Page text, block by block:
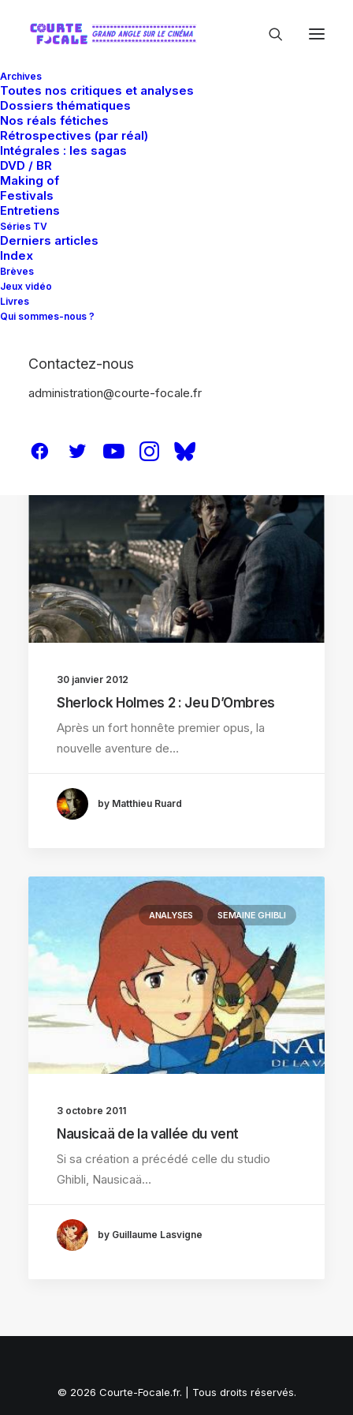
Archives
Toutes nos critiques et analyses
Dossiers thématiques
Nos réals fétiches
Rétrospectives (par réal)
Intégrales : les sagas
DVD / BR
Making of
Festivals
Entretiens
Séries TV
Derniers articles
Index
Brèves
Jeux vidéo
Livres
Qui sommes-nous ?
Contactez-nous
administration@courte-focale.fr
30 janvier 2012
Sherlock Holmes 2 : Jeu D’Ombres
Après un fort honnête premier opus, la
nouvelle aventure de…
by Matthieu Ruard
ANALYSES SEMAINE GHIBLI
3 octobre 2011
Nausicaä de la vallée du vent
Si sa création a précédé celle du studio
Ghibli, Nausicaä…
by Guillaume Lasvigne
© 2026 Courte-Focale.fr. | Tous droits réservés.